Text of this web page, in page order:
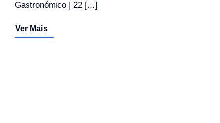
Gastronómico | 22 […]
Ver Mais